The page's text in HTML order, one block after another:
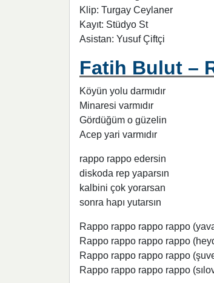
Klip: Turgay Ceylaner
Kayıt: Stüdyo St
Asistan: Yusuf Çiftçi
Fatih Bulut –
Köyün yolu darmıdır
Minaresi varmıdır
Gördüğüm o güzelin
Acep yari varmıdır
rappo rappo edersin
diskoda rep yaparsın
kalbini çok yorarsan
sonra hapı yutarsın
Rappo rappo rappo rappo
Rappo rappo rappo rappo
Rappo rappo rappo rappo
Rappo rappo rappo rappo